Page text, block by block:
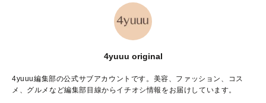
4yuuu original
4yuuu編集部の公式サブアカウントです。美容、ファッション、コス
メ、グルメなど編集部目線からイチオシ情報をお届けしています。